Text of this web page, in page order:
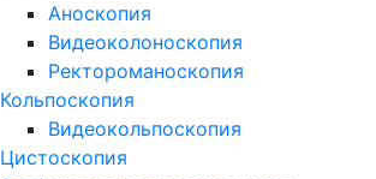
Аноскопия
Видеоколоноскопия
Ректороманоскопия
Кольпоскопия
Видеокольпоскопия
Цистоскопия